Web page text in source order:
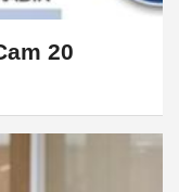
20